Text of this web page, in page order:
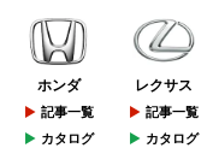
ホンダ
記事一覧
カタログ
レクサス
記事一覧
カタログ